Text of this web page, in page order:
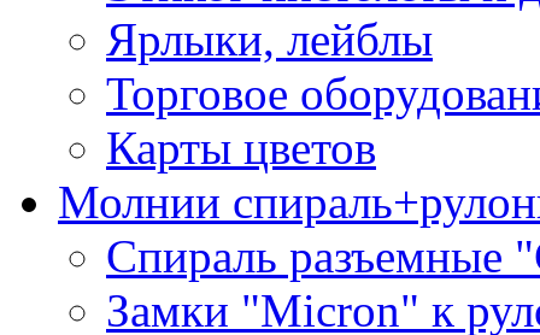
Ярлыки, лейблы
Торговое
Карты цветов
Молнии
Спираль разъемные
Замки "Micron" к